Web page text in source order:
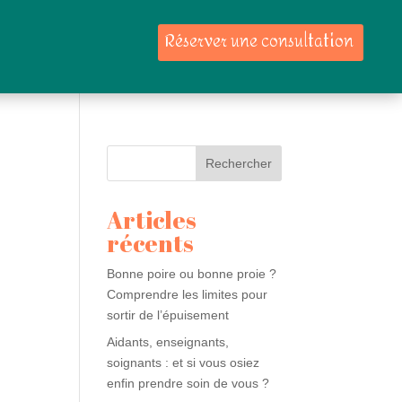
Réserver une consultation
Rechercher
Articles
récents
Bonne poire ou bonne proie ?
Comprendre les limites pour
sortir de l’épuisement
Aidants, enseignants,
soignants : et si vous osiez
enfin prendre soin de vous ?